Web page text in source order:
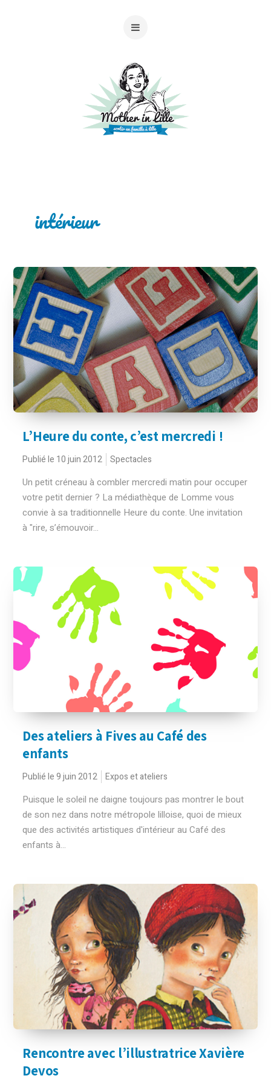
intérieur
L’Heure du conte, c’est mercredi !
Publié le 10 juin 2012 Spectacles
Un petit créneau à combler mercredi matin pour occuper
votre petit dernier ? La médiathèque de Lomme vous
convie à sa traditionnelle Heure du conte. Une invitation
à "rire, s’émouvoir...
Des ateliers à Fives au Café des
enfants
Publié le 9 juin 2012 Expos et ateliers
Puisque le soleil ne daigne toujours pas montrer le bout
de son nez dans notre métropole lilloise, quoi de mieux
que des activités artistiques d'intérieur au Café des
enfants à...
Rencontre avec l’illustratrice Xavière
Devos